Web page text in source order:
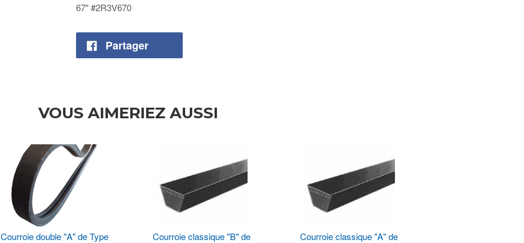
67" #2R3V670
Partager
VOUS AIMERIEZ AUSSI
Courroie double "A" de Type
Courroie classique "B" de
Courroie classique "A" de